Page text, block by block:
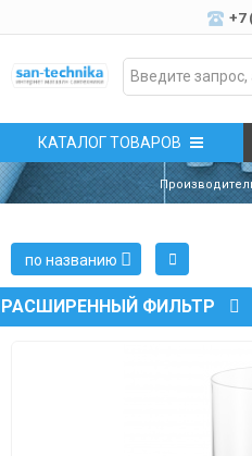
+7
КАТАЛОГ ТОВАРОВ
РАСШИРЕННЫЙ ФИЛЬТР
по названию